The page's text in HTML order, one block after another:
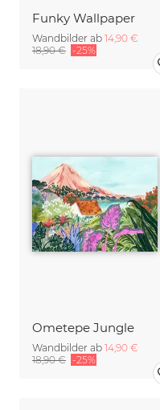
Funky Wallpaper
Wandbilder ab 14,90 €
18,90 € -25%
Ometepe Jungle
Wandbilder ab 14,90 €
18,90 € -25%